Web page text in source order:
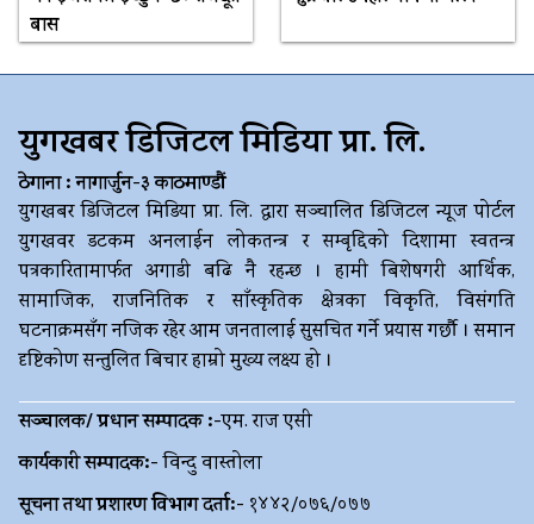
बास
युगखबर डिजिटल मिडिया प्रा. लि.
ठेगाना : नागार्जुन-३ काठमाण्डौं
युगखबर डिजिटल मिडिया प्रा. लि. द्धारा सञ्चालित डिजिटल न्यूज पोर्टल
युगखवर डटकम अनलाईन लोकतन्त्र र सम्बृद्दिको दिशामा स्वतन्त्र
पत्रकारितामार्फत अगाडी बढि नै रहन्छ । हामी बिशेषगरी आर्थिक,
सामाजिक, राजनितिक र साँस्कृतिक क्षेत्रका विकृति, विसंगति
घटनाक्रमसँग नजिक रहेर आम जनतालाई सुसचित गर्ने प्रयास गर्छौ । समान
दृष्टिकोण सन्तुलित बिचार हाम्रो मुख्य लक्ष्य हो ।
सञ्चालक/ प्रधान सम्पादक :-एम. राज एसी
कार्यकारी सम्पादक:-विन्दु वास्तोला
सूचना तथा प्रशारण विभाग दर्ता:- १४४२/०७६/०७७